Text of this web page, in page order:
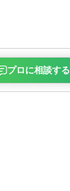
プロに相談する